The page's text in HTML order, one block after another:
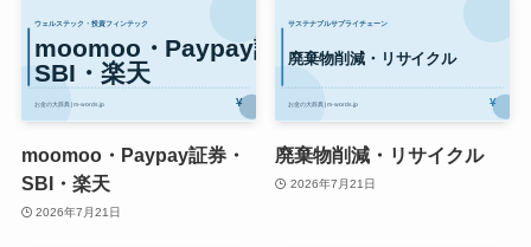
moomoo・Paypay証券・
SBI・楽天
2026年7月21日
廃棄物削減・リサイクル
2026年7月21日